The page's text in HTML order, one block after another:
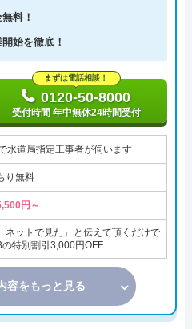
料！
始を徹底！
まずは電話相談！
0120-50-8000
受付時間 年中無休24時間受付
水道局指定工事者が伺います
り無料
円～
ネットで見た」と伝えて頂くだけで
の特別割引3,000円OFF
容をもっと見る